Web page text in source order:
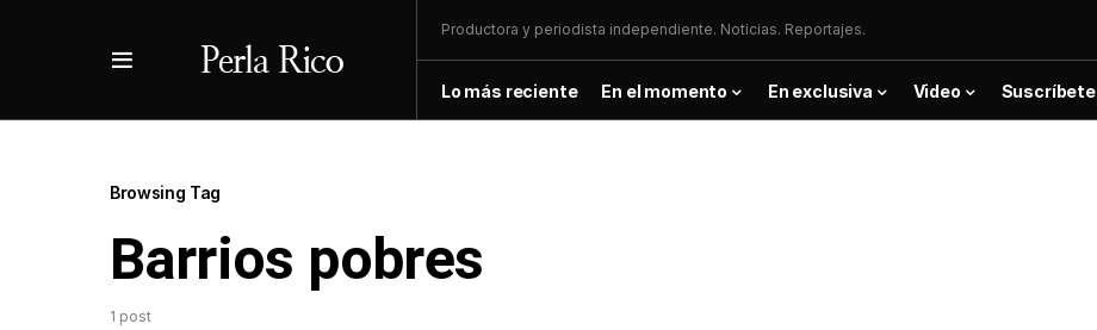
Productora y periodista independiente. Noticias. Reportajes.
Lo más reciente En el momento En exclusiva Video Suscríbete
Browsing Tag
Barrios pobres
1 post